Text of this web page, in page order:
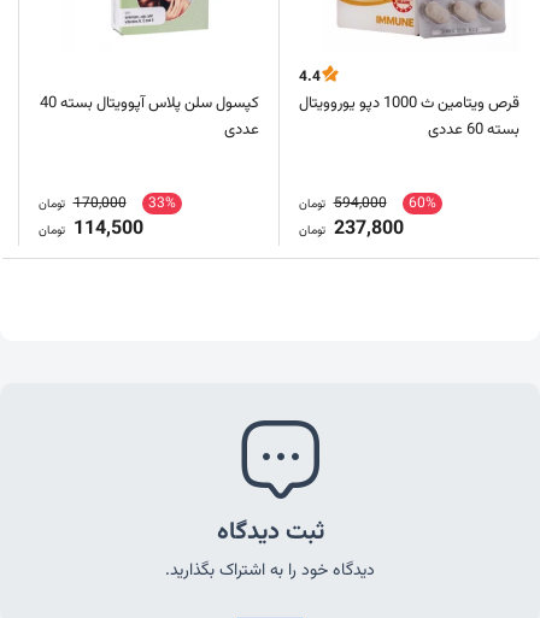
4.4
قرص ویتامین ث 1000 دپو یوروویتال
بسته 60 عددی
60%
594,000 تومان
237,800 تومان
کپسول سلن پلاس آپوویتال بسته 40
عددی
33%
170,000 تومان
114,500 تومان
ثبت دیدگاه
دیدگاه خود را به اشتراک بگذارید.